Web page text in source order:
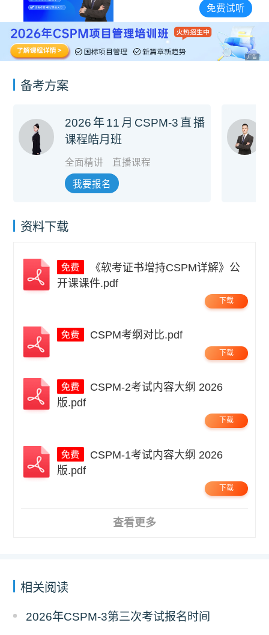
免费试听
广告
备考方案
2026年11月CSPM-3直播
课程皓月班
全面精讲 直播课程
我要报名
资料下载
开课课件.pdf
下载
CSPM考纲对比.pdf
下载
版.pdf
下载
版.pdf
下载
查看更多
相关阅读
2026年CSPM-3第三次考试报名时间